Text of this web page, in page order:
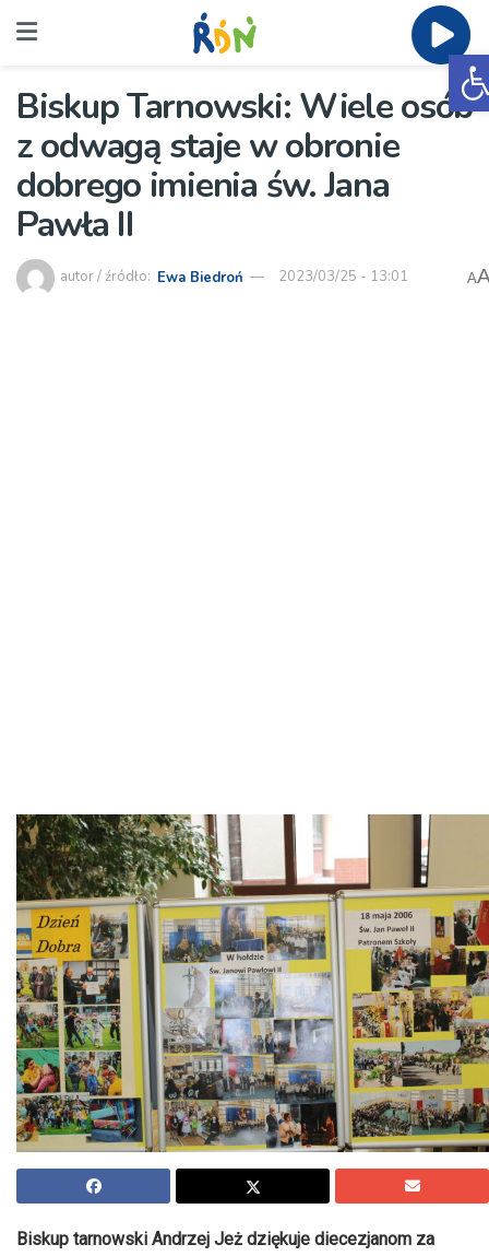
Biskup Tarnowski: Wiele osób
z odwagą staje w obronie
dobrego imienia św. Jana
Pawła II
autor / źródło: Ewa Biedroń 2023/03/25 - 13:01 A
Biskup tarnowski Andrzej Jeż dziękuje diecezjanom za